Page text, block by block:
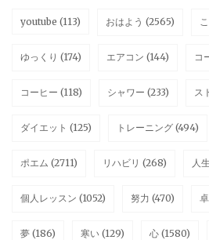
youtube (113) おはよう (2565)
ゆっくり (174) エアコン (144) コ
コーヒー (118) シャワー (233) ス
ダイエット (125) トレーニング (494)
ポエム (2711) リハビリ (268) 人生
個人レッスン (1052) 努力 (470)
夢 (186) 寒い (129) 心 (1580)